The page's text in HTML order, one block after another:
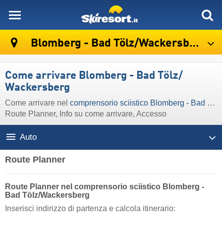
Blomberg - Bad Tölz/​Wackersberg
Come arrivare Blomberg - Bad Tölz/​
Wackersberg
Come arrivare nel comprensorio sciistico Blomberg - Bad Tölz/​Wackersberg
Route Planner, Info su come arrivare, Accesso
Auto
Route Planner
Route Planner nel comprensorio sciistico Blomberg -
Bad Tölz/​Wackersberg
Inserisci indirizzo di partenza e calcola itinerario: